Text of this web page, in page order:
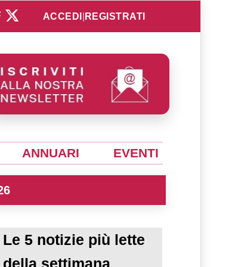
ACCEDI REGISTRATI
ANNUARI EVENTI
Le 5 notizie più lette
della settimana